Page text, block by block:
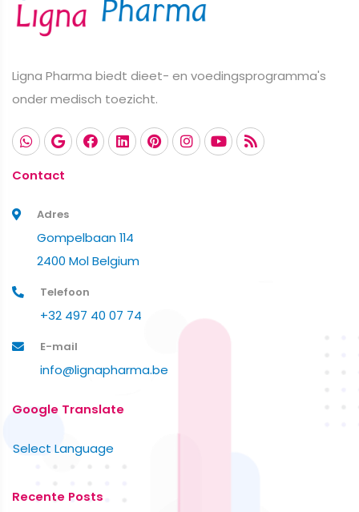
Ligna Pharma biedt dieet- en voedingsprogramma's
onder medisch toezicht.
Contact
Adres
Gompelbaan 114
2400 Mol Belgium
Telefoon
+32 497 40 07 74
E-mail
info@lignapharma.be
Google Translate
Select Language
Recente Posts